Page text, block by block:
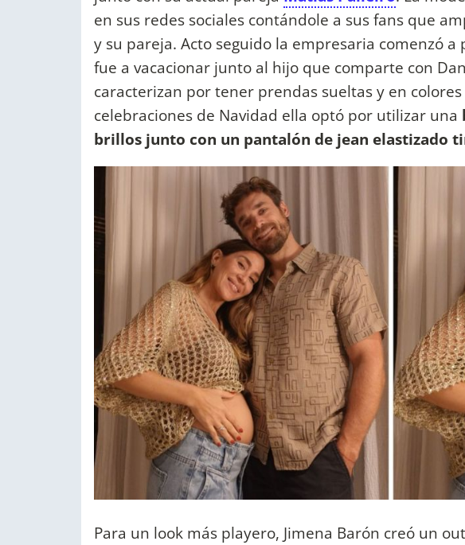
en sus redes sociales contándole a sus fans que
y su pareja. Acto seguido la empresaria comenzó a
fue a vacacionar junto al hijo que comparte con
caracterizan por tener prendas sueltas y en
celebraciones de Navidad ella optó por utilizar una
brillos junto con un pantalón de jean elastizado
Para un look más playero, Jimena Barón creó un